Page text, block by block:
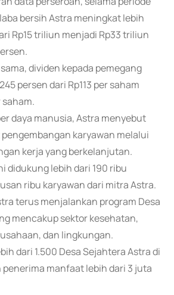
bersih Astra meningkat lebih
Rp15 triliun menjadi Rp33 triliun
dividen kepada pemegang
persen dari Rp113 per saham
daya manusia, Astra menyebut
karyawan melalui
kerja yang berkelanjutan.
didukung lebih dari 190 ribu
ribu karyawan dari mitra Astra.
terus menjalankan program Desa
mencakup sektor kesehatan,
dan lingkungan.
dari 1.500 Desa Sejahtera Astra di
penerima manfaat lebih dari 3 juta